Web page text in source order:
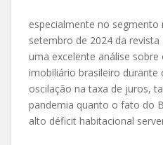
especialmente no
setembro de 2024 da
uma excelente análise
imobiliário brasileiro
oscilação na taxa de juros,
pandemia quanto o fato do
alto déficit habitacional